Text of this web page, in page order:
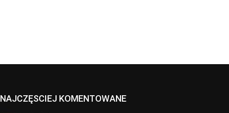
NAJCZĘSCIEJ KOMENTOWANE